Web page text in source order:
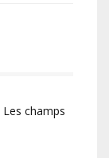
Les champs